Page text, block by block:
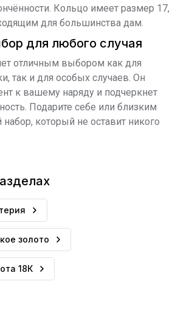
Кольцо имеет размер 17,
для большинства дам.
для любого случая
отличным выбором как для
так и для особых случаев. Он
к вашему наряду и подчеркнет
Подарите себе или близким
который не оставит никого
золото
18К